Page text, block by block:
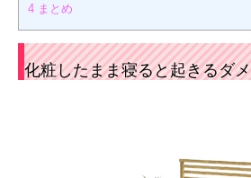
4 まとめ
化粧したまま寝ると起きるダ